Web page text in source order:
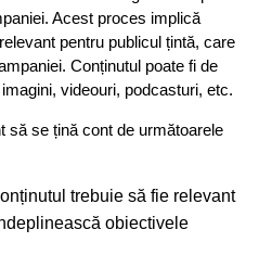
Acest proces implică
pentru publicul țintă, care
Conținutul poate fi de
videouri, podcasturi, etc.
să se țină cont de următoarele
trebuie să fie relevant
obiectivele